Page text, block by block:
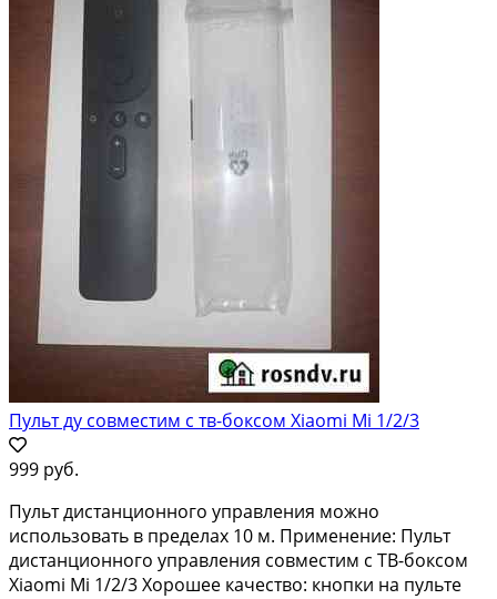
Пульт ду совместим с тв-боксом Xiaomi Mi 1/2/3
999 руб.
Пульт дистанционного управления можно
использовать в пределах 10 м. Применение: Пульт
дистанционного управления совместим с ТВ-боксом
Xiaomi Mi 1/2/3 Хорошее качество: кнопки на пульте